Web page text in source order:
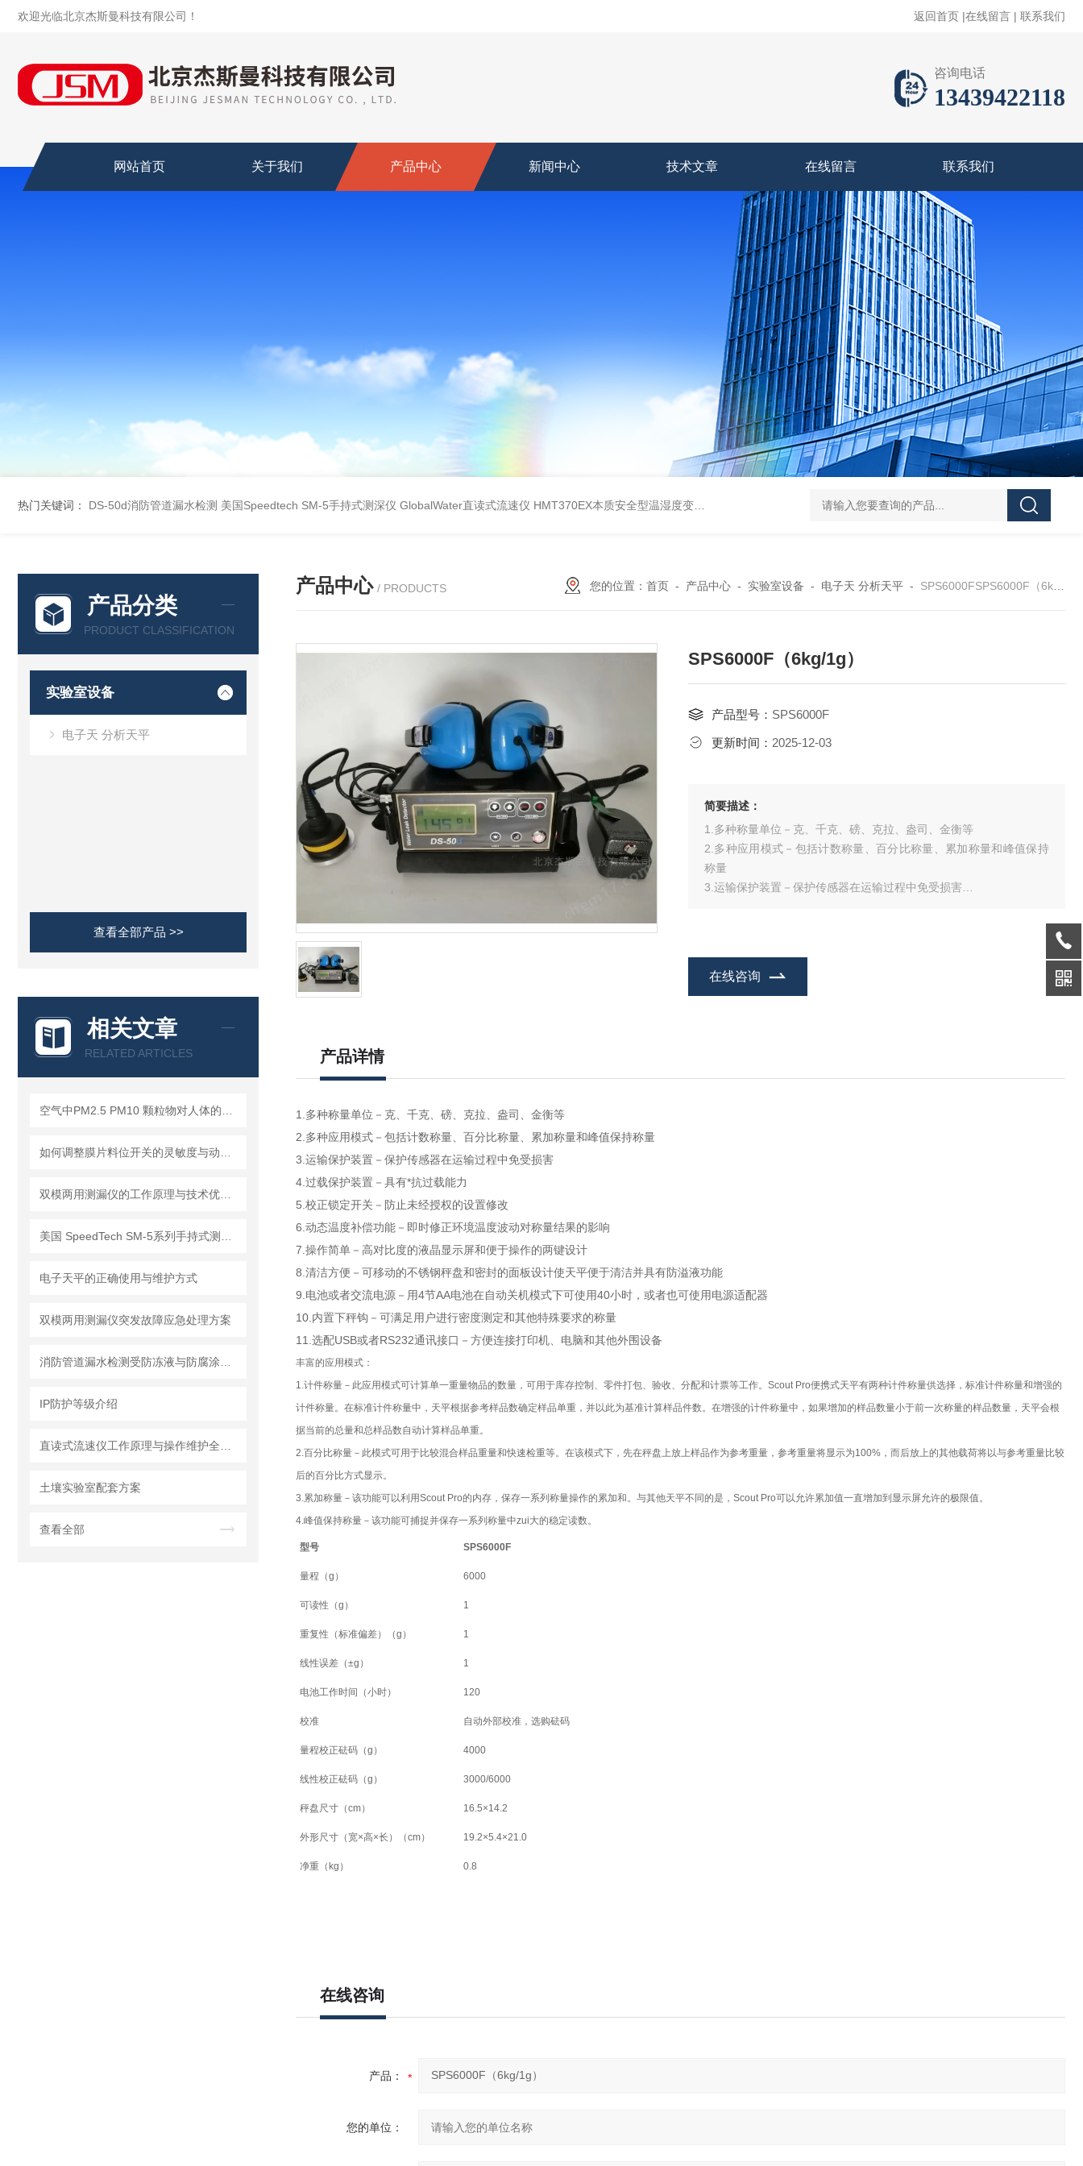
欢迎光临北京杰斯曼科技有限公司！ 返回首页 |在线留言 | 联系我们
咨询电话
13439422118
网站首页 关于我们 产品中心 新闻中心 技术文章 在线留言 联系我们
热门关键词： DS-50d消防管道漏水检测 美国Speedtech SM-5手持式测深仪 GlobalWater直读式流速仪 HMT370EX本质安全型温湿度变送器系列 适用于 0 区和 20 区 DS-50d韩国大成管道漏水检测仪 DS-50d韩国
产品分类
PRODUCT CLASSIFICATION
实验室设备
电子天 分析天平
查看全部产品 >>
相关文章
RELATED ARTICLES
电子天平的正确使用与维护方式
双模两用测漏仪突发故障应急处理方案
IP防护等级介绍
土壤实验室配套方案
查看全部
产品中心 / PRODUCTS 您的位置： 首页- 产品中心- 实验室设备 - 电子天 分析天平- SPS6000FSPS6000F（6kg/1g）
SPS6000F（6kg/1g）
产品型号： SPS6000F
更新时间： 2025-12-03
简要描述：
1.多种称量单位－克、千克、磅、克拉、盎司、金衡等
2.多种应用模式－包括计数称量、百分比称量、累加称量和峰值保持
称量
3.运输保护装置－保护传感器在运输过程中免受损害
在线咨询
产品详情
1.多种称量单位－克、千克、磅、克拉、盎司、金衡等
2.多种应用模式－包括计数称量、百分比称量、累加称量和峰值保持称量
3.运输保护装置－保护传感器在运输过程中免受损害
4.过载保护装置－具有*抗过载能力
5.校正锁定开关－防止未经授权的设置修改
6.动态温度补偿功能－即时修正环境温度波动对称量结果的影响
7.操作简单－高对比度的液晶显示屏和便于操作的两键设计
8.清洁方便－可移动的不锈钢秤盘和密封的面板设计使天平便于清洁并具有防溢液功能
9.电池或者交流电源－用4节AA电池在自动关机模式下可使用40小时，或者也可使用电源适配器
10.内置下秤钩－可满足用户进行密度测定和其他特殊要求的称量
11.选配USB或者RS232通讯接口－方便连接打印机、电脑和其他外围设备
丰富的应用模式：
1.计件称量－此应用模式可计算单一重量物品的数量，可用于库存控制、零件打包、验收、分配和计票等工作。Scout Pro便携式天平有两种计件称量供选择，标准计件称量和增强的
计件称量。在标准计件称量中，天平根据参考样品数确定样品单重，并以此为基准计算样品件数。在增强的计件称量中，如果增加的样品数量小于前一次称量的样品数量，天平会根
据当前的总量和总样品数自动计算样品单重。
2.百分比称量－此模式可用于比较混合样品重量和快速检重等。在该模式下，先在秤盘上放上样品作为参考重量，参考重量将显示为100%，而后放上的其他载荷将以与参考重量比较
后的百分比方式显示。
3.累加称量－该功能可以利用Scout Pro的内存，保存一系列称量操作的累加和。与其他天平不同的是，Scout Pro可以允许累加值一直增加到显示屏允许的极限值。
4.峰值保持称量－该功能可捕捉并保存一系列称量中zui大的稳定读数。
型号 SPS6000F
量程（g ） 6000
可读性（g ） 1
重复性（标准偏差）（g ） 1
线性误差（±g ） 1
电池工作时间（小时） 120
校准 自动外部校准，选购砝码
量程校正砝码（g ） 4000
线性校正砝码（g ） 3000/6000
秤盘尺寸（cm） 16.5×14.2
外形尺寸（宽×高×长）（cm） 19.2×5.4×21.0
净重（ kg ） 0.8
在线咨询
产品：
您的单位：